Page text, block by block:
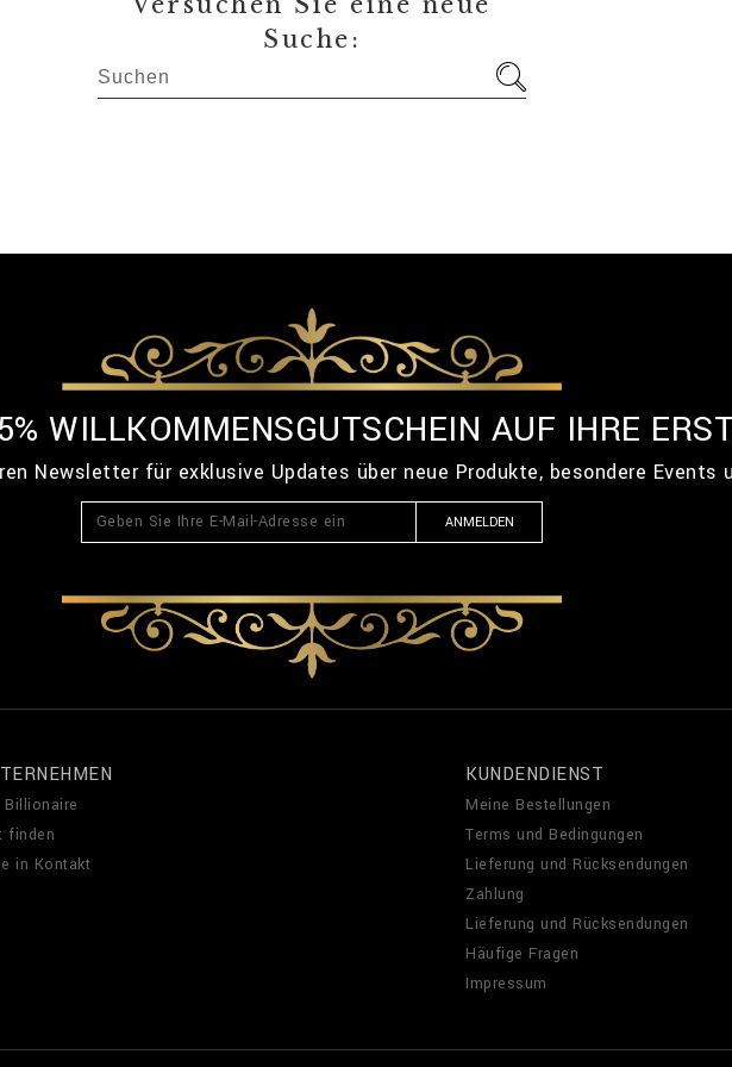
Suche:
WILLKOMMENSGUTSCHEIN AUF IHRE
Newsletter für exklusive Updates über neue Produkte, besondere Events
ANMELDEN
finden
in Kontakt
KUNDENDIENST
Meine Bestellungen
Terms und Bedingungen
Lieferung und Rücksendungen
Zahlung
Lieferung und Rücksendungen
Häufige Fragen
Impressum